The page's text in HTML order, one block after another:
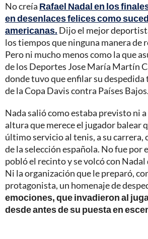
No creía Rafael Nadal en los
en desenlaces felices como
americanas. Dijo el mejor
los tiempos que ninguna manera de
Pero ni mucho menos como la que
de los Deportes Jose María Martín
donde tuvo que enfilar su
de la Copa Davis contra Países Bajos.
Nada salió como estaba previsto ni a
altura que merece el jugador balear
último servicio al tenis, a su carrera,
de la selección española. No fue por
pobló el recinto y se volcó con
Ni la organización que le preparó,
protagonista, un homenaje de
emociones, que invadieron al
desde antes de su puesta en